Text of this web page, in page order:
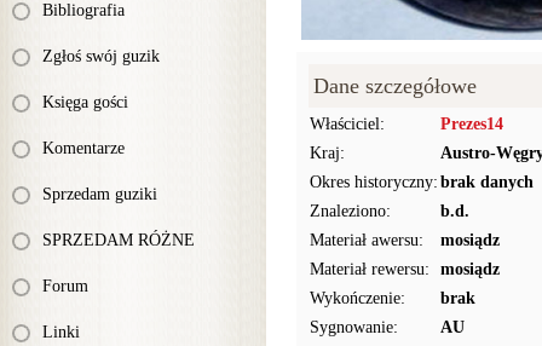
Bibliografia
Zgłoś swój guzik
Księga gości
Komentarze
Sprzedam guziki
SPRZEDAM RÓŻNE
Forum
Linki
Dane szczegółowe
Właściciel:
Prezes14
Kraj:
Austro-
Okres historyczny: brak danych
Znaleziono:
b.d.
Materiał awersu:
mosiądz
Materiał rewersu:
mosiądz
Wykończenie:
brak
Sygnowanie:
AU